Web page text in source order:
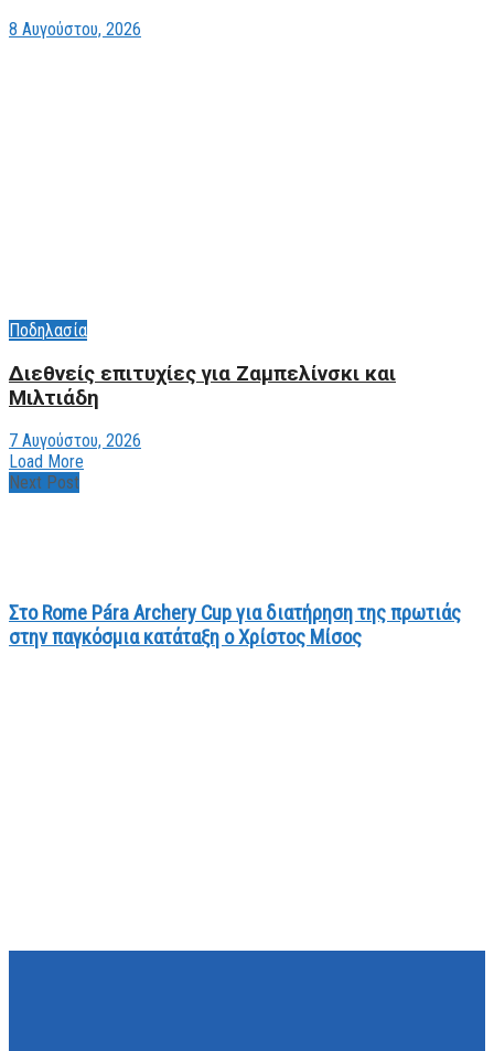
8 Αυγούστου, 2026
Ποδηλασία
Διεθνείς επιτυχίες για Ζαμπελίνσκι και
Μιλτιάδη
7 Αυγούστου, 2026
Load More
Next Post
Στο Rome Pára Archery Cup για διατήρηση της πρωτιάς
στην παγκόσμια κατάταξη ο Χρίστος Μίσος